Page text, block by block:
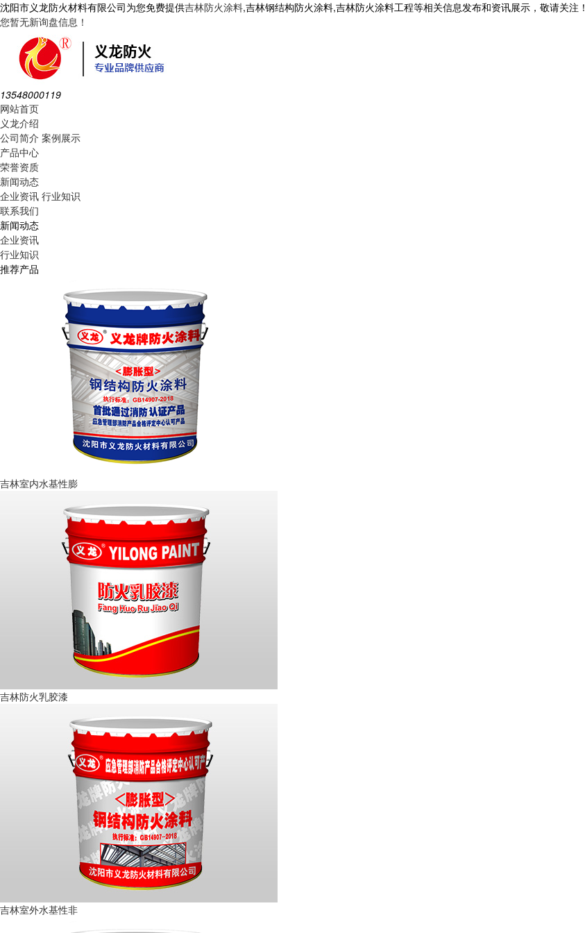
沈阳市义龙防火材料有限公司为您免费提供吉林防火涂料,吉林钢结构防火涂料,吉林防火涂料工程等相关信息发布和资讯展示，敬请关注！
您暂无新询盘信息！
13548000119
网站首页
义龙介绍
公司简介 案例展示
产品中心
荣誉资质
新闻动态
企业资讯 行业知识
联系我们
新闻动态
企业资讯
行业知识
推荐产品
吉林室内水基性膨
吉林防火乳胶漆
吉林室外水基性非